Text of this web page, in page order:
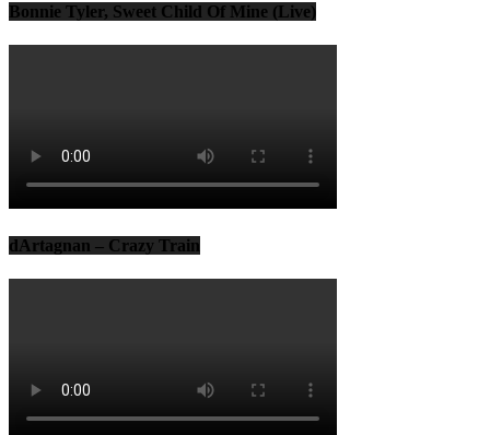
Bonnie Tyler, Sweet Child Of Mine (Live)
dArtagnan – Crazy Train